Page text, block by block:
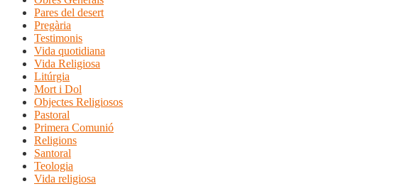
Pares del desert
Pregària
Testimonis
Vida quotidiana
Vida Religiosa
Litúrgia
Mort i Dol
Objectes Religiosos
Pastoral
Primera Comunió
Religions
Santoral
Teologia
Vida religiosa